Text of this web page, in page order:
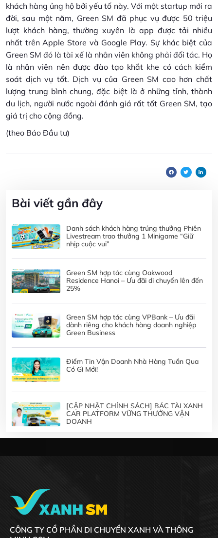
khách hàng ủng hộ bởi yếu tố này. Với một startup mới ra
đời, sau một năm, Green SM đã phục vụ được 50 triệu
lượt khách hàng, thường xuyên là app được tải nhiều
nhất trên Apple Store và Google Play. Sự khác biệt của
Green SM đó là tài xế là nhân viên không phải đối tác. Họ
là nhân viên nên được đào tạo khắt khe có cách kiểm
soát dịch vụ tốt. Dịch vụ của Green SM cao hơn chất
lượng trung bình chung, đặc biệt là ở những tỉnh, thành
du lịch, người nước ngoài đánh giá rất tốt Green SM, tạo
giá trị cho cộng đồng.
(theo Báo Đầu tư)
Bài viết gần đây
Danh sách khách hàng trúng thưởng Phiên
Livestream trao thưởng 1 Minigame “Giữ
nhịp cuộc vui”
Green SM hợp tác cùng Oakwood
Residence Hanoi – Ưu đãi di chuyển lên đến
25%
Green SM hợp tác cùng VPBank – Ưu đãi
dành riêng cho khách hàng doanh nghiệp
Green Business
Điểm Tin Vận Doanh Nhà Hàng Tuần Qua
Có Gì Mới!
[CẬP NHẬT CHÍNH SÁCH] BÁC TÀI XANH
CAR PLATFORM VỮNG THƯỞNG VẬN
DOANH
CÔNG TY CỔ PHẦN DI CHUYỂN XANH VÀ THÔNG